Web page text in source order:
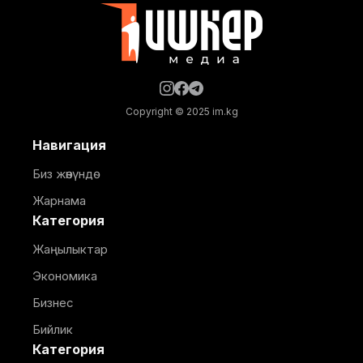
Республикасынын президенти Садыр Жапаров
Copyright © 2025 im.kg
Навигация
Биз жөнүндө
Жарнама
Категория
Жаңылыктар
Экономика
Бизнес
Бийлик
Категория